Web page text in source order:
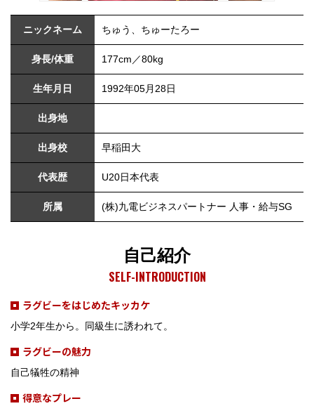
ニックネーム ちゅう、ちゅーたろー
身長/体重 177cm／80kg
生年月日 1992年05月28日
出身地
出身校 早稲田大
代表歴 U20日本代表
所属 (株)九電ビジネスパートナー 人事・給与SG
自己紹介
SELF-INTRODUCTION
ラグビーをはじめたキッカケ
小学2年生から。同級生に誘われて。
ラグビーの魅力
自己犠牲の精神
得意なプレー